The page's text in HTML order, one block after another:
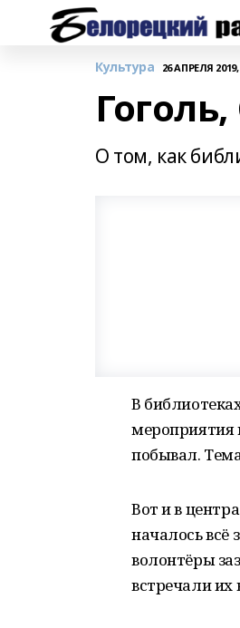
Культура 26 АПРЕЛЯ 2019,
О том, как
В
мероприятия
побывал.
Вот и в
началось всё
волонтёры
встречали